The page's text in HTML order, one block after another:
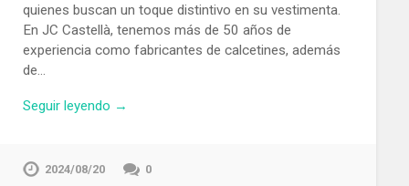
quienes buscan un toque distintivo en su vestimenta.
En JC Castellà, tenemos más de 50 años de
experiencia como fabricantes de calcetines, además
de…
Seguir leyendo →
2024/08/20 0